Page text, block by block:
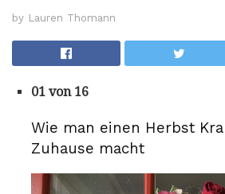
by Lauren Thomann
01 von 16
Wie man einen Herbst
Zuhause macht